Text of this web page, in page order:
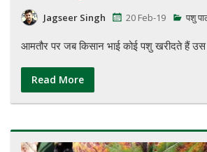
Jagseer Singh 20 Feb-19 पशु
आमतौर पर जब किसान भाई कोई पशु खरीदते हैं
Read More